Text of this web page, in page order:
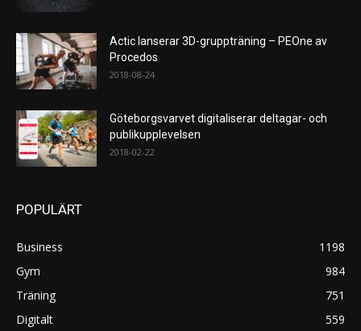
Actic lanserar 3D-gruppträning – PEOne av
Procedos
2018-08-24
Göteborgsvarvet digitaliserar deltagar- och
publikupplevelsen
2018-02-22
POPULÄRT
Business
1198
Gym
984
Träning
751
Digitalt
559